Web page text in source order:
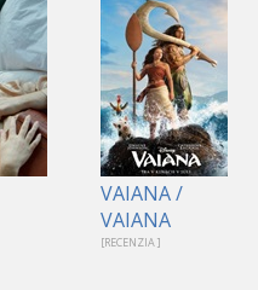
VAIANA /
VAIANA
[RECENZIA ]